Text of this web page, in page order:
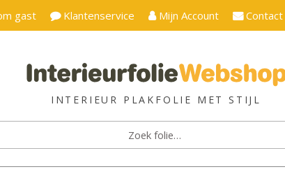
gast Klantenservice Mijn Account Contact